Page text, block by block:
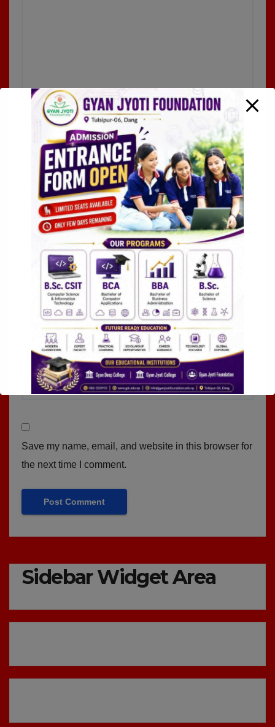
Name*
Email*
Website
Save my name, email, and website in this browser for
the next time I comment.
Sidebar Widget Area